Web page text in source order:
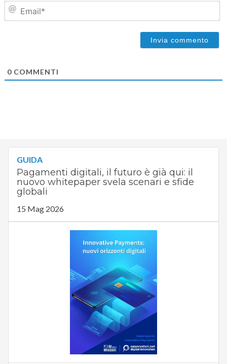
0COMMENTI
GUIDA
Pagamenti digitali, il futuro è già qui: il
nuovo whitepaper svela scenari e sfide
globali
15 Mag 2026